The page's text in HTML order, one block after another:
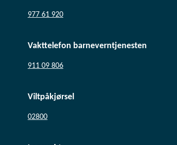
977 61 920
Vakttelefon barneverntjenesten
911 09 806
Viltpåkjørsel
02800